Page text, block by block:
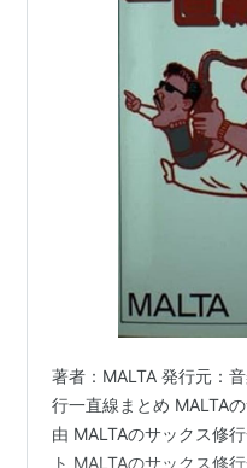
著者：MALTA 発行元：
行一直線まとめ MALTA
由 MALTAのサックス修
ト MALTAのサックス修